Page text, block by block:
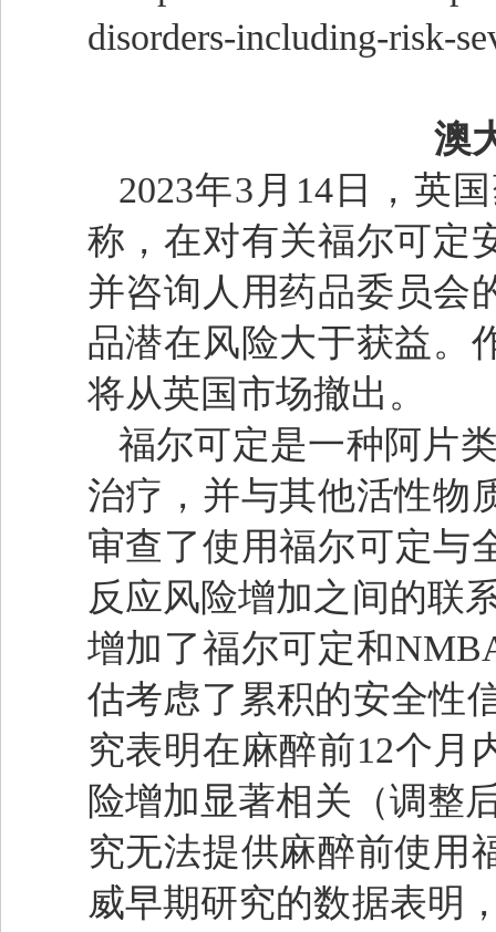
disorders-including-risk-
澳
2023年3月14日，英
称，在对有关福尔可定
并咨询人用药品委员会
品潜在风险大于获益。
将从英国市场撤出。
福尔可定是一种阿片
治疗，并与其他活性物
审查了使用福尔可定与
反应风险增加之间的联
增加了福尔可定和
估考虑了累积的安全性
究表明在麻醉前12个月
险增加显著相关（调整
究无法提供麻醉前使用
威早期研究的数据表明